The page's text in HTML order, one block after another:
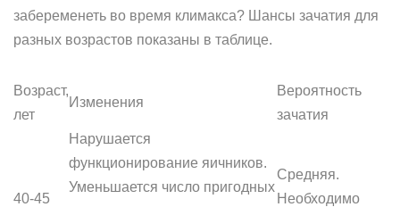
забеременеть во время климакса? Шансы зачатия для
разных возрастов показаны в таблице.
Возраст,
лет
Изменения
Вероятность
зачатия
40-45
Нарушается
функционирование яичников.
Уменьшается число пригодных
Средняя.
Необходимо